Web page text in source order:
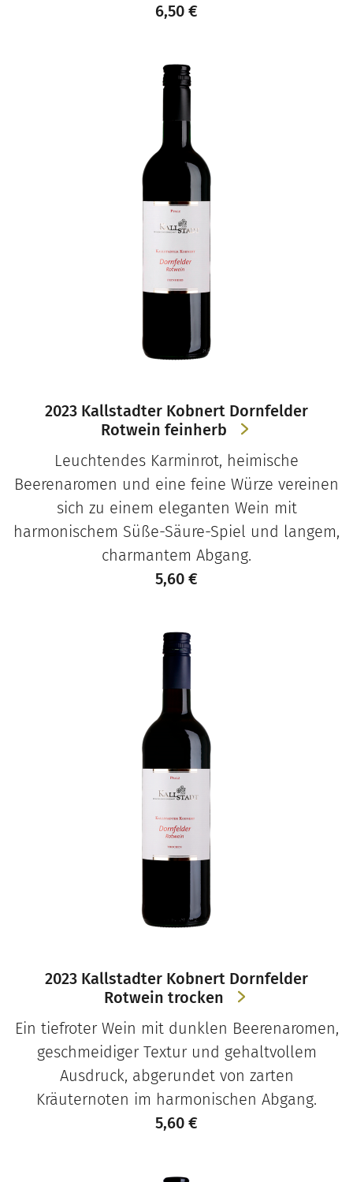
6,50 €
2023 Kallstadter Kobnert Dornfelder
Rotwein feinherb
Leuchtendes Karminrot, heimische
Beerenaromen und eine feine Würze vereinen
sich zu einem eleganten Wein mit
harmonischem Süße-Säure-Spiel und langem,
charmantem Abgang.
5,60 €
2023 Kallstadter Kobnert Dornfelder
Rotwein trocken
Ein tiefroter Wein mit dunklen Beerenaromen,
geschmeidiger Textur und gehaltvollem
Ausdruck, abgerundet von zarten
Kräuternoten im harmonischen Abgang.
5,60 €